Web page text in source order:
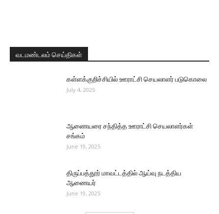
வடமண்டலம் செய்திகள்
கள்ளக்குறிச்சியில் ஊராட்சி செயலாளர் படுகொலை
July 4, 2025
ஆணையரை சந்தித்த ஊராட்சி செயலாளர்கள்
சங்கம்
June 19, 2025
திருப்பத்தூர் மாவட்டத்தில் ஆய்வு நடத்திய
ஆணையர்
June 19, 2025